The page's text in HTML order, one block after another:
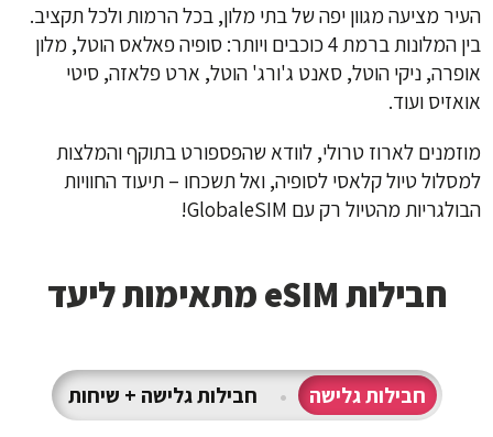
העיר מציעה מגוון יפה של בתי מלון, בכל הרמות ולכל תקציב.
בין המלונות ברמת 4 כוכבים ויותר: סופיה פאלאס הוטל, מלון
אופרה, ניקי הוטל, סאנט ג'ורג' הוטל, ארט פלאזה, סיטי
אואזיס ועוד.
מוזמנים לארוז טרולי, לוודא שהפספורט בתוקף והמלצות
למסלול טיול קלאסי לסופיה, ואל תשכחו – תיעוד החוויות
הבולגריות מהטיול רק עם GlobaleSIM!
חבילות eSIM מתאימות ליעד
חבילות גלישה • חבילות גלישה + שיחות